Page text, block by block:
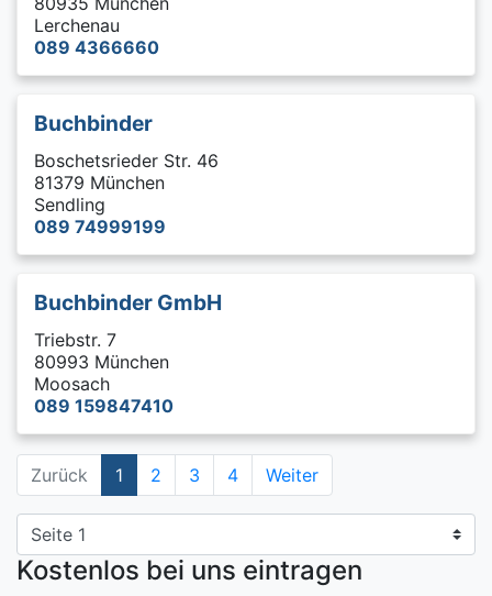
Lerchenau
089 4366660
Buchbinder
Boschetsrieder Str. 46
81379 München
Sendling
089 74999199
Buchbinder GmbH
Triebstr. 7
80993 München
Moosach
089 159847410
Zurück 1 2 3 4 Weiter
Kostenlos bei uns eintragen